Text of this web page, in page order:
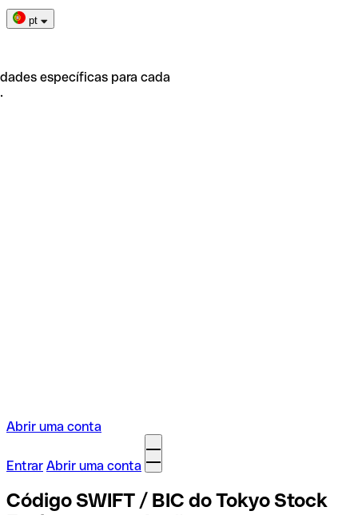
pt
específicas para cada
Abrir uma conta
Entrar Abrir uma conta
Código SWIFT / BIC do Tokyo Stock